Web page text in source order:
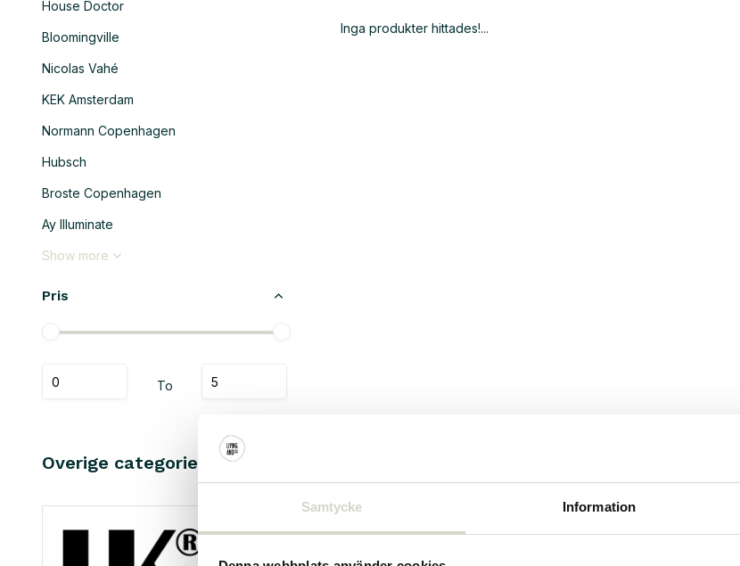
Samtycke Information
House Doctor
Bloomingville
Nicolas Vahé
KEK Amsterdam
Normann Copenhagen
Hubsch
Broste Copenhagen
Ay Illuminate
Show more
Pris
To
Inga produkter hittades!...
Overige categorieën in VARUMÄRKEN